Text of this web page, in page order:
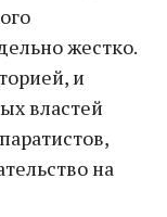
жестко.
и
властей
на